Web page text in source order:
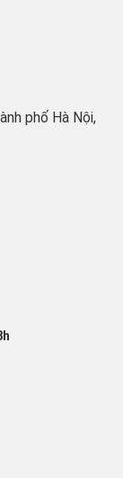
phố Hà Nội,